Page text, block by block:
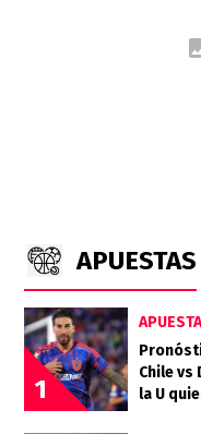
APUESTAS
1
Chile vs
la U